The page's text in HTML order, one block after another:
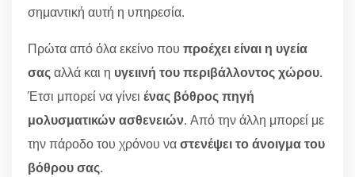
σημαντική αυτή η υπηρεσία.
Πρώτα από όλα εκείνο που προέχει είναι η υγεία
σαςαλλά και η υγειινή του περιβάλλοντος χώρου.
Έτσι μπορεί να γίνει ένας βόθρος πηγή
μολυσματικών ασθενειών. Από την άλλη μπορεί με
την πάροδο του χρόνου ναστενέψει το άνοιγμα του
βόθρου σας.